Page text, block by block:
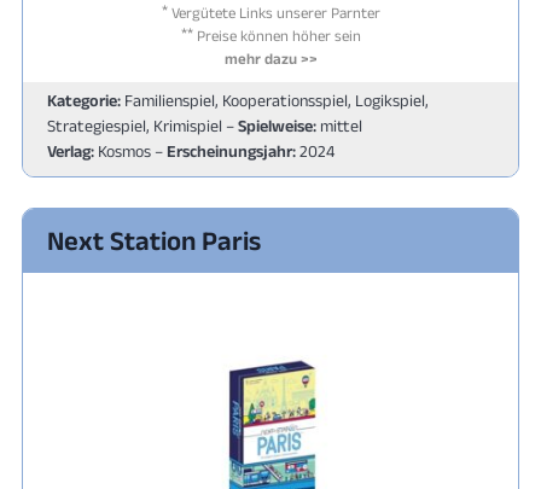
*Vergütete Links unserer Parnter
**Preise können höher sein
mehr dazu >>
Kategorie: Familienspiel, Kooperationsspiel, Logikspiel,
Strategiespiel, Krimispiel –Spielweise: mittel
Verlag: Kosmos – Erscheinungsjahr:2024
Next Station Paris